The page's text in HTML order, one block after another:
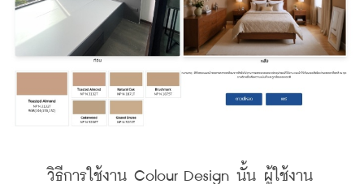
วิธีการใช้งาน Colour Design นั้น ผู้ใช้งาน